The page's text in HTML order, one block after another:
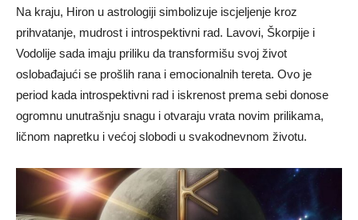
Na kraju, Hiron u astrologiji simbolizuje iscjeljenje kroz
prihvatanje, mudrost i introspektivni rad. Lavovi, Škorpije i
Vodolije sada imaju priliku da transformišu svoj život
oslobađajući se prošlih rana i emocionalnih tereta. Ovo je
period kada introspektivni rad i iskrenost prema sebi donose
ogromnu unutrašnju snagu i otvaraju vrata novim prilikama,
ličnom napretku i većoj slobodi u svakodnevnom životu.